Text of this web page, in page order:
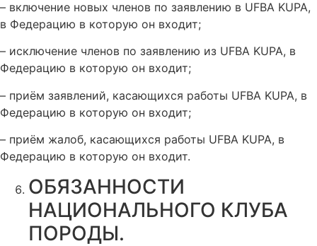
– включение новых членов по заявлению в UFBA KUPA,
в Федерацию в которую он входит;
– исключение членов по заявлению из UFBA KUPA, в
Федерацию в которую он входит;
– приём заявлений, касающихся работы UFBA KUPA, в
Федерацию в которую он входит;
– приём жалоб, касающихся работы UFBA KUPA, в
Федерацию в которую он входит.
ОБЯЗАННОСТИ
НАЦИОНАЛЬНОГО КЛУБА
ПОРОДЫ.